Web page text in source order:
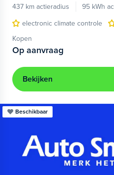
437 km actieradius
95 kWh
electronic climate controle
Kopen
Op aanvraag
Bekijken
Beschikbaar